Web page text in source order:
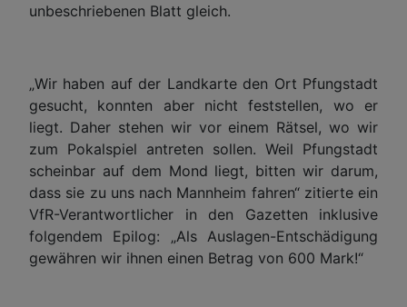
unbeschriebenen Blatt gleich.
„Wir haben auf der Landkarte den Ort Pfungstadt
gesucht, konnten aber nicht feststellen, wo er
liegt. Daher stehen wir vor einem Rätsel, wo wir
zum Pokalspiel antreten sollen. Weil Pfungstadt
scheinbar auf dem Mond liegt, bitten wir darum,
dass sie zu uns nach Mannheim fahren“ zitierte ein
VfR-Verantwortlicher in den Gazetten inklusive
folgendem Epilog: „Als Auslagen-Entschädigung
gewähren wir ihnen einen Betrag von 600 Mark!“